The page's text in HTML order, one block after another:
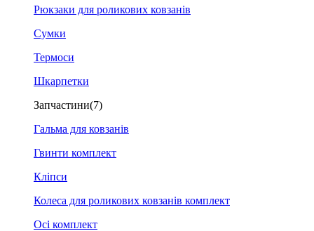
Рюкзаки для роликових ковзанів
Сумки
Термоси
Шкарпетки
Запчастини(7)
Гальма для ковзанів
Гвинти комплект
Кліпси
Колеса для роликових ковзанів комплект
Осі комплект